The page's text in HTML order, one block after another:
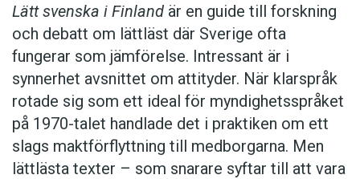
Lätt svenska i Finland är en guide till forskning
och debatt om lättläst där ­Sverige ofta
fungerar som jämförelse. ­Intressant är i
synnerhet ­avsnittet om attityder. När klar­språk
rotade sig som ett ideal för myndighetsspråket
på 1970-talet handlade det i praktiken om ett
slags maktförflyttning till medborgarna. Men
lättlästa texter – som snarare syftar till att vara